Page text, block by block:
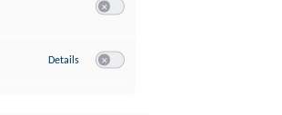
Details zu YouTube